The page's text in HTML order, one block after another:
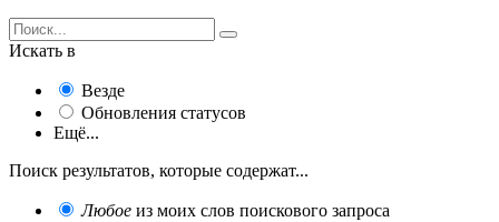
Искать в
Везде
Обновления статусов
Ещё...
Поиск результатов, которые содержат...
Любое из моих слов поискового запроса